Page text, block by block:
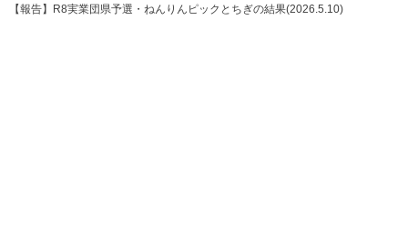
【報告】R8実業団県予選・ねんりんピックとちぎの結果(2026.5.10)